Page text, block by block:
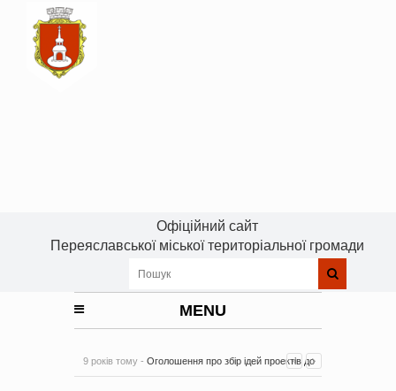
Офіційний сайт
Переяславської міської територіальної громади
MENU
9 років тому - Оголошення про збір ідей проектів до